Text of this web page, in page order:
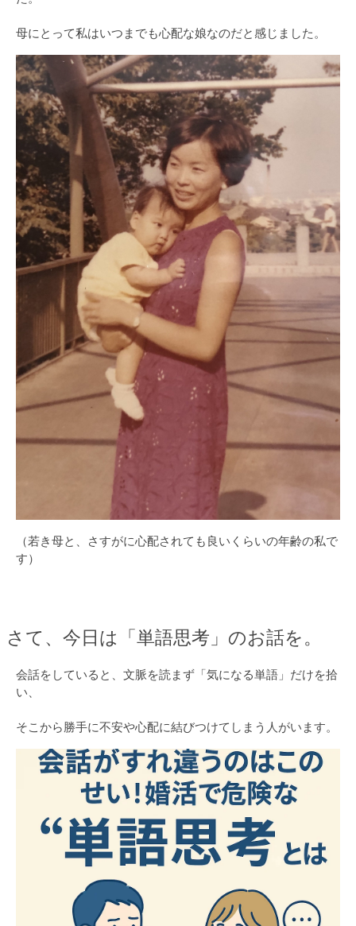
母にとって私はいつまでも心配な娘なのだと感じました。
（若き母と、さすがに心配されても良いくらいの年齢の私で
す）
さて、今日は「単語思考」のお話を。
会話をしていると、文脈を読まず「気になる単語」だけを拾
い、
そこから勝手に不安や心配に結びつけてしまう人がいます。